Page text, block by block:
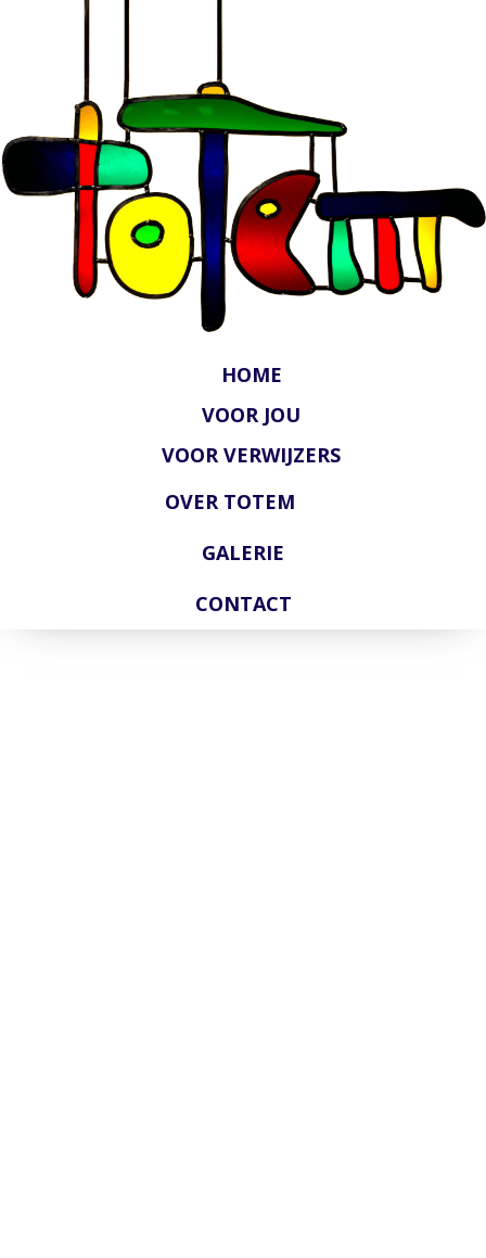
HOME
VOOR JOU
VOOR VERWIJZERS
OVER TOTEM
GALERIE
CONTACT